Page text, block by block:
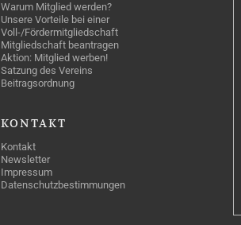
Warum Mitglied werden?
Unsere Vorteile bei einer
Voll-/Fördermitgliedschaft
Mitgliedschaft beantragen
Aktion: Mitglied werben!
Satzung des Vereins
Beitragsordnung
KONTAKT
Kontakt
Newsletter
Impressum
Datenschutzbestimmungen